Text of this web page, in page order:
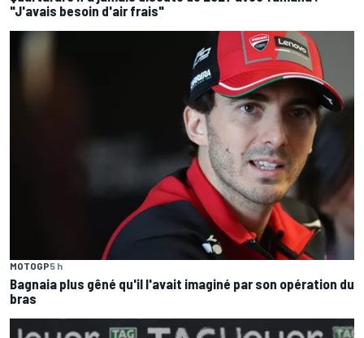
"J'avais besoin d'air frais"
MOTOGP5 h
Bagnaia plus gêné qu'il l'avait imaginé par son opération du
bras